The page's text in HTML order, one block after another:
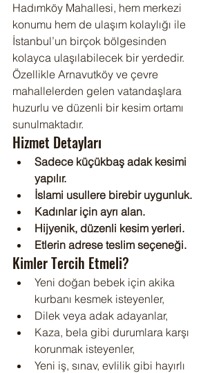
Hadımköy Mahallesi, hem merkezi
konumu hem de ulaşım kolaylığı ile
İstanbul’un birçok bölgesinden
kolayca ulaşılabilecek bir yerdedir.
Özellikle Arnavutköy ve çevre
mahallelerden gelen vatandaşlara
huzurlu ve düzenli bir kesim ortamı
sunulmaktadır.
Hizmet Detayları
Sadece küçükbaş adak kesimi
yapılır.
İslami usullere birebir uygunluk.
Kadınlar için ayrı alan.
Hijyenik, düzenli kesim yerleri.
Etlerin adrese teslim seçeneği.
Kimler Tercih Etmeli?
Yeni doğan bebek için akika
kurbanı kesmek isteyenler,
Dilek veya adak adayanlar,
Kaza, bela gibi durumlara karşı
korunmak isteyenler,
Yeni iş, sınav, evlilik gibi hayırlı